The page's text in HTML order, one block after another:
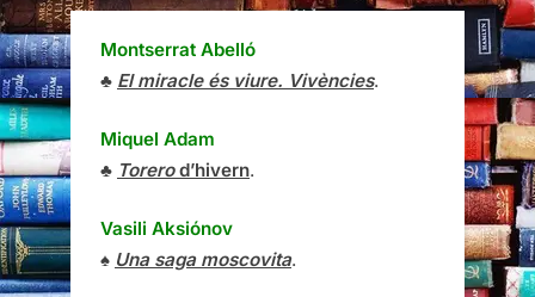
Montserrat Abelló
♣ El miracle és viure. Vivències.
Miquel Adam
♣ Torerod’hivern.
Vasili Aksiónov
♠ Una saga moscovita.